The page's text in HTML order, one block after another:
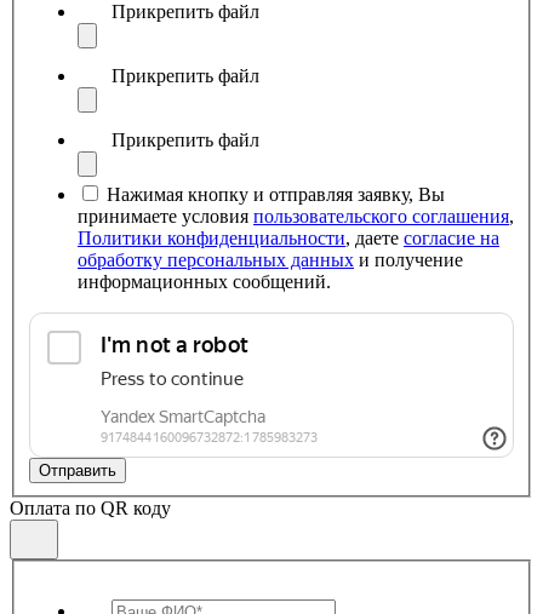
Прикрепить файл
Прикрепить файл
Прикрепить файл
Нажимая кнопку и отправляя заявку, Вы
принимаете условия пользовательского соглашения,
Политики конфиденциальности, даете согласие на
обработку персональных данных и получение
информационных сообщений.
Отправить
Оплата по QR коду